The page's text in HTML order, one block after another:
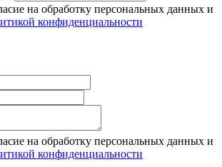
на обработку персональных данных и
конфиденциальности
на обработку персональных данных и
конфиденциальности